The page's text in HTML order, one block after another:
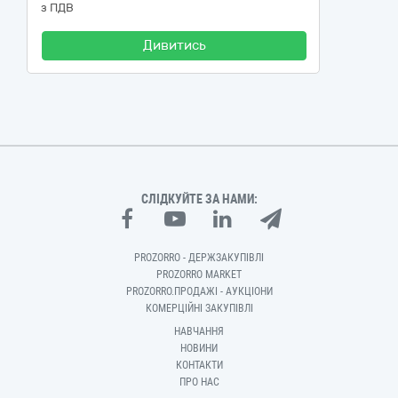
з ПДВ
Дивитись
СЛІДКУЙТЕ ЗА НАМИ:
PROZORRO - ДЕРЖЗАКУПІВЛІ
PROZORRO MARKET
PROZORRO.ПРОДАЖІ - АУКЦІОНИ
КОМЕРЦІЙНІ ЗАКУПІВЛІ
НАВЧАННЯ
НОВИНИ
КОНТАКТИ
ПРО НАС